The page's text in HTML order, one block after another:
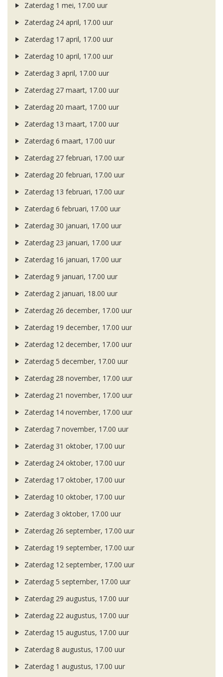
Zaterdag 1 mei, 17.00 uur
Zaterdag 24 april, 17.00 uur
Zaterdag 17 april, 17.00 uur
Zaterdag 10 april, 17.00 uur
Zaterdag 3 april, 17.00 uur
Zaterdag 27 maart, 17.00 uur
Zaterdag 20 maart, 17.00 uur
Zaterdag 13 maart, 17.00 uur
Zaterdag 6 maart, 17.00 uur
Zaterdag 27 februari, 17.00 uur
Zaterdag 20 februari, 17.00 uur
Zaterdag 13 februari, 17.00 uur
Zaterdag 6 februari, 17.00 uur
Zaterdag 30 januari, 17.00 uur
Zaterdag 23 januari, 17.00 uur
Zaterdag 16 januari, 17.00 uur
Zaterdag 9 januari, 17.00 uur
Zaterdag 2 januari, 18.00 uur
Zaterdag 26 december, 17.00 uur
Zaterdag 19 december, 17.00 uur
Zaterdag 12 december, 17.00 uur
Zaterdag 5 december, 17.00 uur
Zaterdag 28 november, 17.00 uur
Zaterdag 21 november, 17.00 uur
Zaterdag 14 november, 17.00 uur
Zaterdag 7 november, 17.00 uur
Zaterdag 31 oktober, 17.00 uur
Zaterdag 24 oktober, 17.00 uur
Zaterdag 17 oktober, 17.00 uur
Zaterdag 10 oktober, 17.00 uur
Zaterdag 3 oktober, 17.00 uur
Zaterdag 26 september, 17.00 uur
Zaterdag 19 september, 17.00 uur
Zaterdag 12 september, 17.00 uur
Zaterdag 5 september, 17.00 uur
Zaterdag 29 augustus, 17.00 uur
Zaterdag 22 augustus, 17.00 uur
Zaterdag 15 augustus, 17.00 uur
Zaterdag 8 augustus, 17.00 uur
Zaterdag 1 augustus, 17.00 uur